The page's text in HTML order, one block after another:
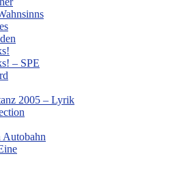
– SPE
2005 – Lyrik
Autobahn